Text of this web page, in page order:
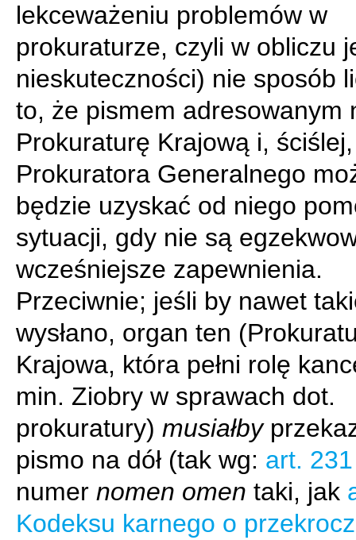
lekceważeniu problemów w
prokuraturze, czyli w obliczu
nieskuteczności) nie sposób
to, że pismem adresowanym
Prokuraturę Krajową i,
Prokuratora Generalnego
będzie uzyskać od niego
sytuacji, gdy nie są
wcześniejsze zapewnienia.
Przeciwnie; jeśli by nawet
wysłano, organ ten
Krajowa, która pełni rolę
min. Ziobry w sprawach dot.
prokuratury) musiałby
pismo na dół (tak wg: art.
numer nomen omen taki, jak
Kodeksu karnego o